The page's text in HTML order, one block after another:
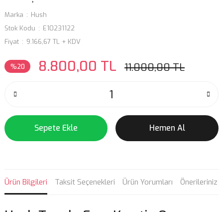
Marka
Hush
Stok Kodu
E10231122
Fiyat
9.166,67 TL + KDV
%20 8.800,00 TL 11.000,00 TL
Sepete Ekle Hemen Al
Ürün Bilgileri Taksit Seçenekleri Ürün Yorumları Önerileriniz